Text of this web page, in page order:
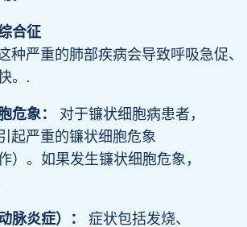
合征
种严重的肺部疾病会导致呼吸急促、
。.
危象：
对于镰状细胞病患者，
起严重的镰状细胞危象
）。如果发生镰状细胞危象，
脉炎症）： 症状包括发烧、